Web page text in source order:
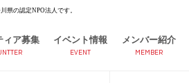
県の認定NPO法人です。
ィア募集 イベント情報
EVENT
メンバー紹介
MEMBER